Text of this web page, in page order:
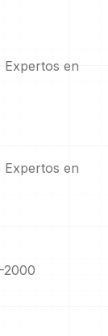
Expertos en
Expertos en
2000